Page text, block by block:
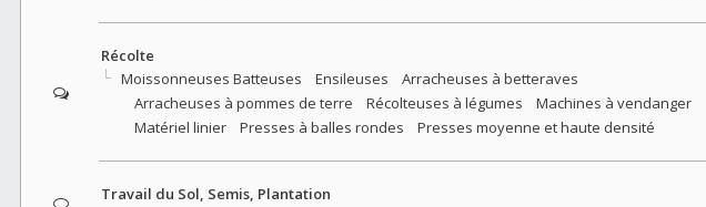
Récolte
Moissonneuses Batteuses
Ensileuses
Arracheuses à betteraves
Arracheuses à pommes de terre
Récolteuses à légumes
Machines à vendanger
Matériel linier
Presses à balles rondes Presses moyenne et haute densité
Travail du Sol, Semis, Plantation